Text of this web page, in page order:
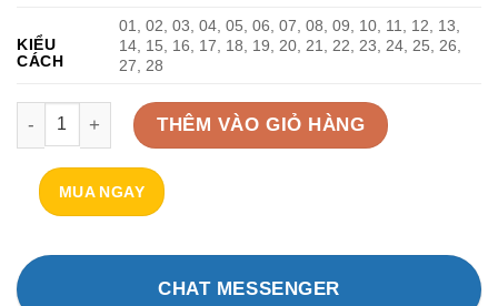
KIỂU
CÁCH
01, 02, 03, 04, 05, 06, 07, 08, 09, 10, 11, 12, 13,
14, 15, 16, 17, 18, 19, 20, 21, 22, 23, 24, 25, 26,
27, 28
Bảng ghim tiêu âm họa tiết phi hành gia số lượng
THÊM VÀO GIỎ HÀNG
MUA NGAY
CHAT MESSENGER